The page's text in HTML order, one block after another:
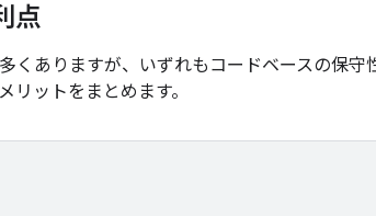
点
くありますが、いずれもコードベースの保
リットをまとめます。